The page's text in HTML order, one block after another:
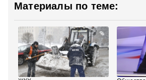
Материалы по теме: